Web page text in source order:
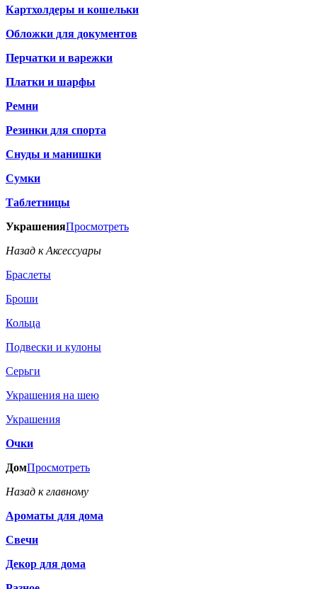
Картхолдеры и кошельки
Обложки для документов
Перчатки и варежки
Платки и шарфы
Ремни
Резинки для спорта
Снуды и манишки
Сумки
Таблетницы
УкрашенияПросмотреть
Назад к Аксессуары
Браслеты
Броши
Кольца
Подвески и кулоны
Серьги
Украшения на шею
Украшения
Очки
ДомПросмотреть
Назад к главному
Ароматы для дома
Свечи
Декор для дома